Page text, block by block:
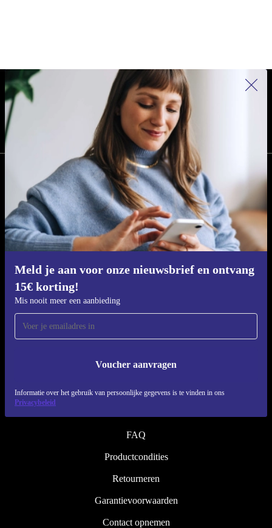
Meld je aan voor onze nieuwsbrief en ontvang
15€ korting!
Mis nooit meer een aanbieding
Voucher aanvragen
Informatie over het gebruik van persoonlijke gegevens is te vinden in ons
Privacybeleid
REFURBED NEDERLAND - RETHINK NEW.
VOLG ONS
BEDRIJF
Waarom kiezen voor refurbed?
Refurbishing proces
Duurzaamheid
Kwaliteit
FAQ
Productcondities
Retourneren
Garantievoorwaarden
Contact opnemen